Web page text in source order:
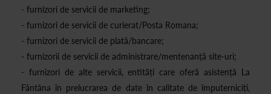
- furnizori de servicii de marketing;
- furnizori de servicii de curierat/Posta Romana;
- furnizori de servicii de plată/bancare;
- furnizorii de servicii de administrare/mentenanță site-uri;
- furnizori de alte servicii, entități care oferă asistență La
Fântâna în prelucrarea de date în calitate de împuterniciți,